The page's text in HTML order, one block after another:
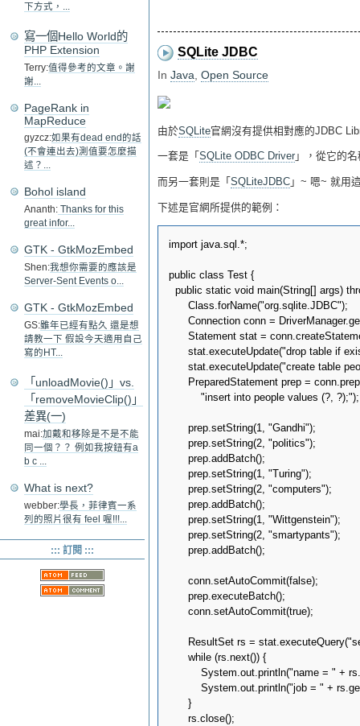
SQLite JDBC
In Java, Open Source
由於SQLite官網沒有提供相對應的JDBC
一套是「 SQLite ODBC Driver 」，從它的
而另一套則是「 SQLiteJDBC 」~ 嗯~ 就用
下述是官網所提供的範例：
import java.sql.*;
public class Test {
public static void main(String[] args)
      Class.forName("org.sqlite.JDBC");
Connection conn =
Statement stat =
stat.executeUpdate("drop table if
stat.executeUpdate("create table
PreparedStatement prep =
          "insert into people values (?, ?);");
      prep.setString(1, "Gandhi");
      prep.setString(2, "politics");
      prep.addBatch();
      prep.setString(1, "Turing");
      prep.setString(2, "computers");
      prep.addBatch();
      prep.setString(1, "Wittgenstein");
      prep.setString(2, "smartypants");
      prep.addBatch();
      conn.setAutoCommit(false);
      prep.executeBatch();
      conn.setAutoCommit(true);
ResultSet rs =
      while (rs.next()) {
System.out.println("name = " +
System.out.println("job = " +
      }
      rs.close();
下方式，...
寫一個Hello World的
PHP Extension
Terry:值得參考的文章。謝
謝...
PageRank in
MapReduce
gyzcz:如果有dead end的話
(不會連出去)測值要怎麼描
述？...
Bohol island
Ananth: Thanks for this
great infor...
GTK - GtkMozEmbed
Shen:我想你需要的應該是
Server-Sent Events o...
GTK - GtkMozEmbed
GS:雖年已經有點久 還是想
請教一下 假設今天適用自己
寫的HT...
「unloadMovie()」vs.
「removeMovieClip()」
差異(一)
mai:加戴和移除是不是不能
同一個？？ 例如我按鈕有a
b c ...
What is next?
webber:學長，菲律賓一系
列的照片很有 feel 喔!!!...
::: 訂閱 :::